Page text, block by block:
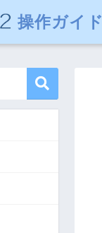
操作ガイド